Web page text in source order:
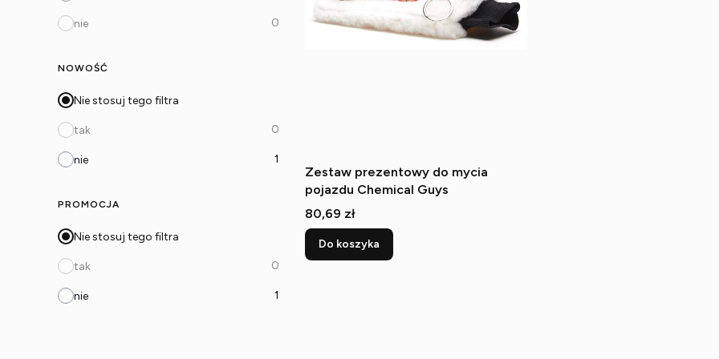
nie 0
NOWOŚĆ
Nie stosuj tego filtra
tak 0
nie 1
PROMOCJA
Nie stosuj tego filtra
tak 0
nie 1
Zestaw prezentowy do mycia
pojazdu Chemical Guys
Cena
80,69 zł
Do koszyka